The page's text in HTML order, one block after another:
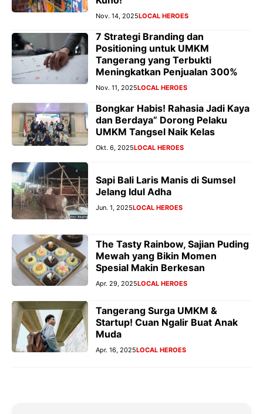
Nov. 14, 2025LOCAL HEROES
7 Strategi Branding dan
Positioning untuk UMKM
Tangerang yang Terbukti
Meningkatkan Penjualan 300%
Nov. 11, 2025LOCAL HEROES
Bongkar Habis! Rahasia Jadi Kaya
dan Berdaya” Dorong Pelaku
UMKM Tangsel Naik Kelas
Okt. 6, 2025LOCAL HEROES
Sapi Bali Laris Manis di Sumsel
Jelang Idul Adha
Jun. 1, 2025LOCAL HEROES
The Tasty Rainbow, Sajian Puding
Mewah yang Bikin Momen
Spesial Makin Berkesan
Apr. 29, 2025LOCAL HEROES
Tangerang Surga UMKM &
Startup! Cuan Ngalir Buat Anak
Muda
Apr. 16, 2025LOCAL HEROES